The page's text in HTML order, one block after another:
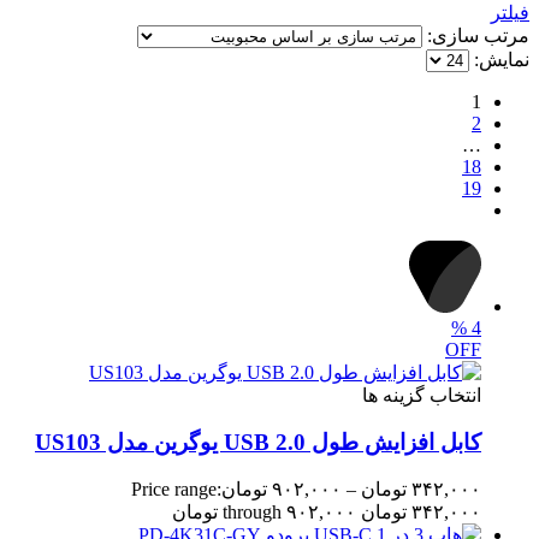
فیلتر
مرتب سازی:
نمایش:
1
2
…
18
19
4
%
OFF
انتخاب گزینه ها
کابل افزایش طول USB 2.0 یوگرین مدل US103
۳۴۲,۰۰۰ تومان – ۹۰۲,۰۰۰ تومانPrice range:
۳۴۲,۰۰۰ تومان through ۹۰۲,۰۰۰ تومان